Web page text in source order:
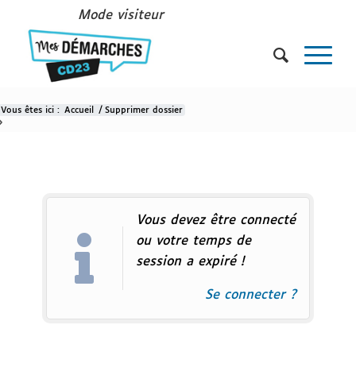
Mode visiteur
Vous êtes ici : Accueil / Supprimer dossier
Vous devez être connecté
ou votre temps de
session a expiré !
Se connecter ?